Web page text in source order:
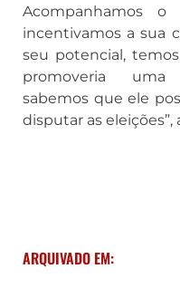
Acompanhamos
incentivamos a sua
seu potencial,
promoveria uma
sabemos que ele
disputar as eleições”,
ARQUIVADO EM: